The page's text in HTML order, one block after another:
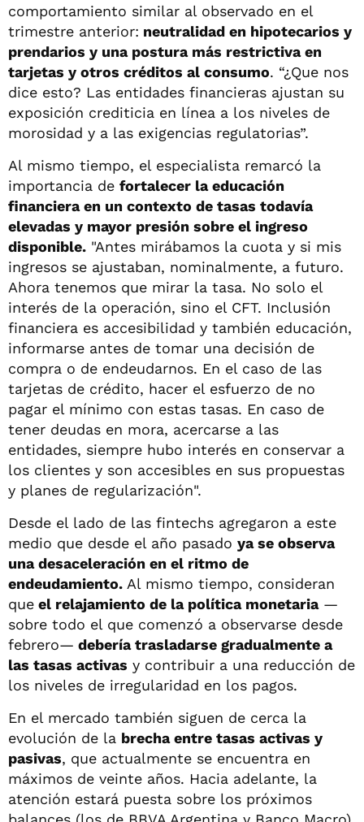
comportamiento similar al observado en el
trimestre anterior: neutralidad en hipotecarios y
prendarios y una postura más restrictiva en
tarjetas y otros créditos al consumo. “¿Que nos
dice esto? Las entidades financieras ajustan su
exposición crediticia en línea a los niveles de
morosidad y a las exigencias regulatorias”.
Al mismo tiempo, el especialista remarcó la
importancia de fortalecer la educación
financiera en un contexto de tasas todavía
elevadas y mayor presión sobre el ingreso
disponible. "Antes mirábamos la cuota y si mis
ingresos se ajustaban, nominalmente, a futuro.
Ahora tenemos que mirar la tasa. No solo el
interés de la operación, sino el CFT. Inclusión
financiera es accesibilidad y también educación,
informarse antes de tomar una decisión de
compra o de endeudarnos. En el caso de las
tarjetas de crédito, hacer el esfuerzo de no
pagar el mínimo con estas tasas. En caso de
tener deudas en mora, acercarse a las
entidades, siempre hubo interés en conservar a
los clientes y son accesibles en sus propuestas
y planes de regularización".
Desde el lado de las fintechs agregaron a este
medio que desde el año pasado ya se observa
una desaceleración en el ritmo de
endeudamiento. Al mismo tiempo, consideran
que el relajamiento de la política monetaria—
sobre todo el que comenzó a observarse desde
febrero— debería trasladarse gradualmente a
las tasas activas y contribuir a una reducción de
los niveles de irregularidad en los pagos.
En el mercado también siguen de cerca la
evolución de la brecha entre tasas activas y
pasivas, que actualmente se encuentra en
máximos de veinte años. Hacia adelante, la
atención estará puesta sobre los próximos